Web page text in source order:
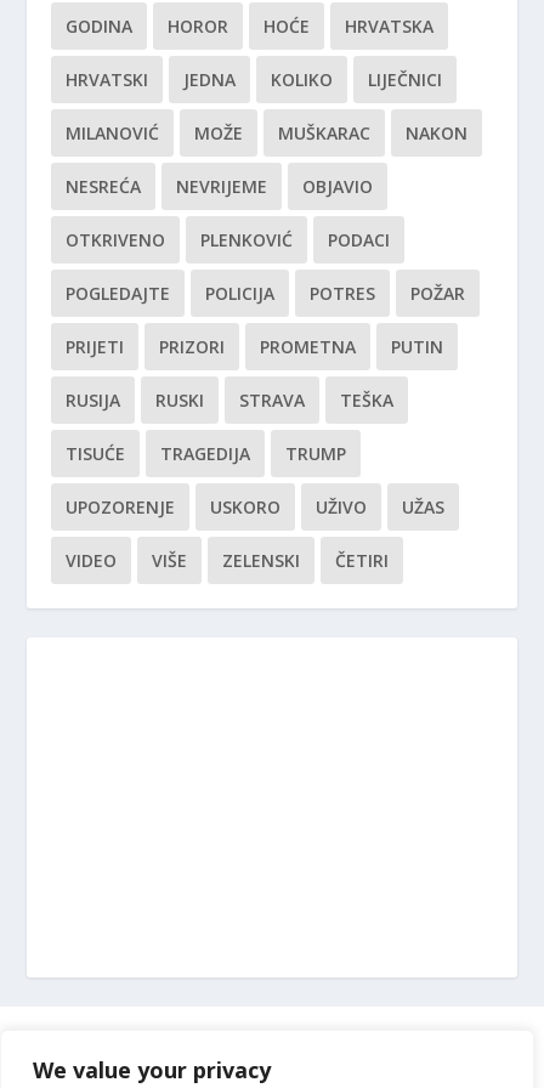
We value your privacy
GODINA HOROR HOĆE HRVATSKA
HRVATSKI JEDNA KOLIKO LIJEČNICI
MILANOVIĆ MOŽE MUŠKARAC NAKON
NESREĆA NEVRIJEME OBJAVIO
OTKRIVENO PLENKOVIĆ PODACI
POGLEDAJTE POLICIJA POTRES POŽAR
PRIJETI PRIZORI PROMETNA PUTIN
RUSIJA RUSKI STRAVA TEŠKA
TISUĆE TRAGEDIJA TRUMP
UPOZORENJE USKORO UŽIVO UŽAS
VIDEO VIŠE ZELENSKI ČETIRI